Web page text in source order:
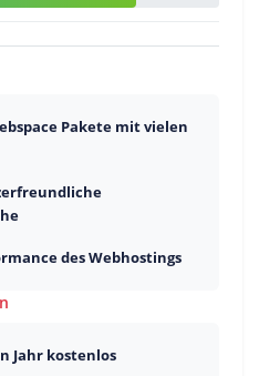
Pakete mit vielen
des Webhostings
Jahr kostenlos